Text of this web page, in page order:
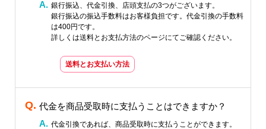
銀行振込、代金引換、店頭支払の3つがございます。
銀行振込の振込手数料はお客様負担です。代金引換の手数料
は400円です。
詳しくは送料とお支払方法のページにてご確認ください。
送料とお支払い方法
代金を商品受取時に支払うことはできますか？
代金引換であれば、商品受取時に支払うことができます。